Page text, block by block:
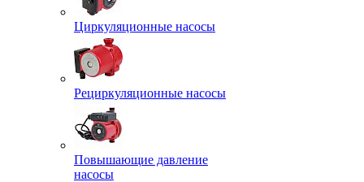
Циркуляционные насосы
Рециркуляционные насосы
Повышающие давление
насосы